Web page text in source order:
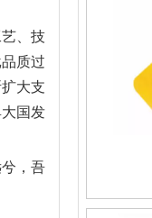
、技
质过
大支
国发
，吾